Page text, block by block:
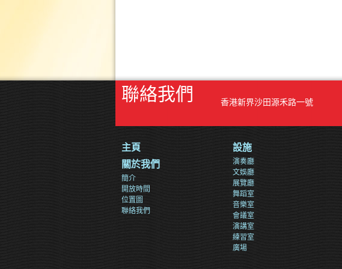
聯絡我們 香港新界沙田源禾路一號
主頁
關於我們
簡介
開放時間
位置圖
聯絡我們
設施
演奏廳
文娛廳
展覽廳
舞蹈室
音樂室
會議室
演講室
練習室
廣場